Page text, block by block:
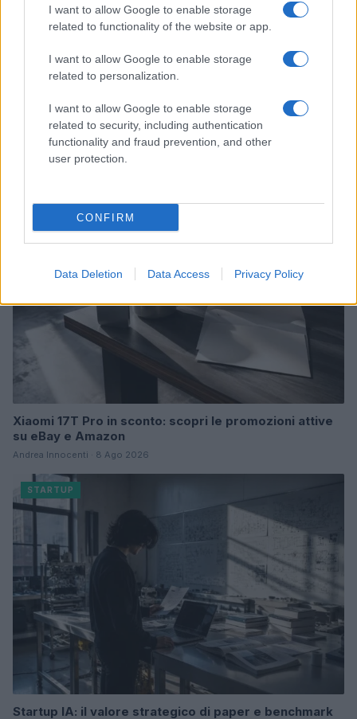
I want to allow Google to enable storage
related to functionality of the website or app.
I want to allow Google to enable storage
related to personalization.
I want to allow Google to enable storage
related to security, including authentication
functionality and fraud prevention, and other
user protection.
CONFIRM
Data Deletion Data Access Privacy Policy
Continua a leggere
Xiaomi 17T Pro in sconto: scopri le promozioni attive
su eBay e Amazon
Andrea Innocenti · 8 Ago 2026
STARTUP
Startup IA: il valore strategico di paper e benchmark